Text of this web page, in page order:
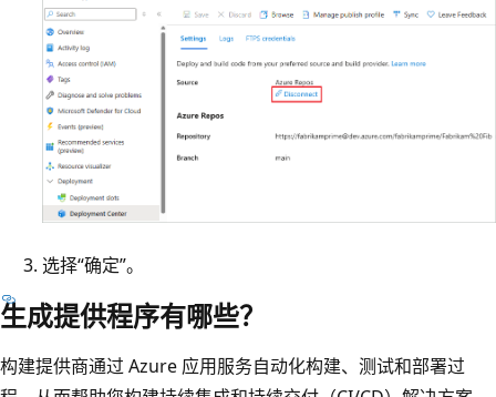
选择“确定”。
生成提供程序有哪些？
构建提供商通过 Azure 应用服务自动化构建、测试和部署过